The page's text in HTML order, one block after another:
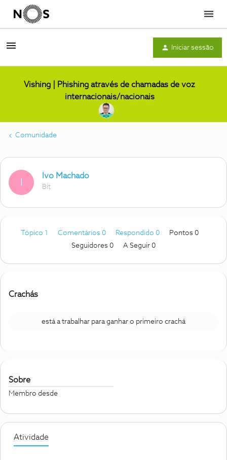
Menu
Iniciar sessão
Vishing | Phishing através de chamadas de voz
internacionais/nacionais
Comunidade
Ivo Machado
Bit
Tópico 1 Comentários 0 Respondido 0
Pontos 0
Seguidores 0 A Seguir 0
Crachás
está a trabalhar para ganhar o primeiro crachá
Sobre
Membro desde
Atividade